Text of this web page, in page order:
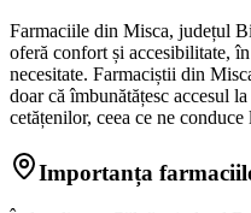
Farmaciile din Misca, județul
oferă confort și accesibilitate,
necesitate. Farmaciștii din
doar că îmbunătățesc accesul
cetățenilor, ceea ce ne
Importanța